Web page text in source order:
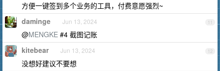
方便一键签到多个业务的工具，付费意愿强烈~
11
daminge Jun 13, 2024
@MENGKE #4 截图记账
12
kitebear Jun 13, 2024
没想好建议不要想